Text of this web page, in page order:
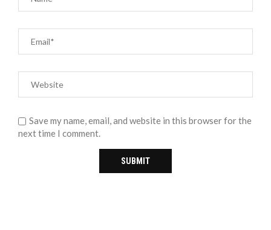
Save my name, email, and website in this browser for the
next time I comment.